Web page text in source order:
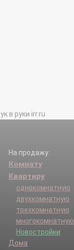
в руки irr.ru
На продажу:
Комнату
Квартиру
однокомнатную
двухкомнатную
трехкомнатную
многокомнатную
Новостройки
Дома